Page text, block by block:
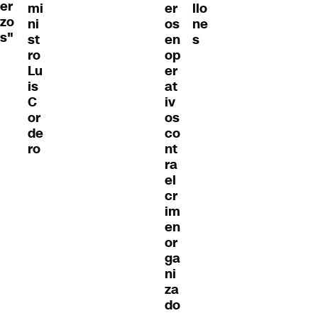
er
zo
s"
mi
ni
st
ro
Lu
is
C
or
de
ro
er
os
en
op
er
at
iv
os
co
nt
ra
el
cr
im
en
or
ga
ni
za
do
llo
ne
s